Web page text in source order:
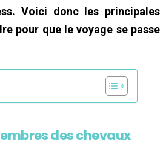
Voici donc les principales
pour que le voyage se passe
des chevaux